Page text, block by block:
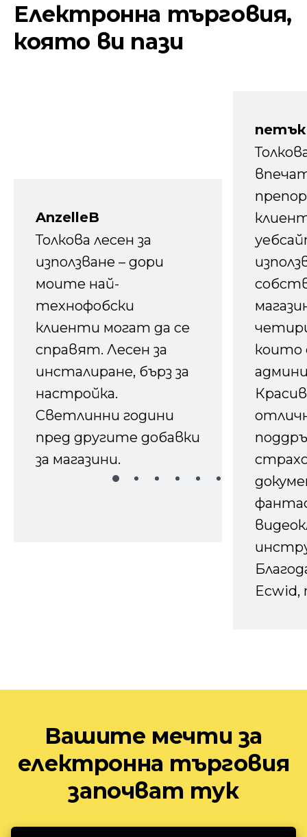
Електронна търговия,
която ви пази
AnzelleB
Толкова лесен за
използване – дори
моите най-
технофобски
клиенти могат да се
справят. Лесен за
инсталиране, бърз за
настройка.
Светлинни години
пред другите добавки
за магазини.
които
Ecwid,
Вашите мечти за
електронна търговия
започват тук